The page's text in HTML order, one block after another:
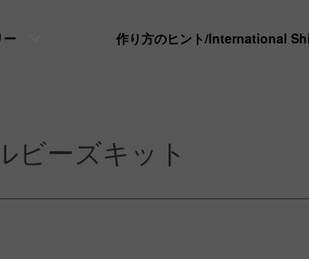
ー 作り方のヒント/International
ビーズキット